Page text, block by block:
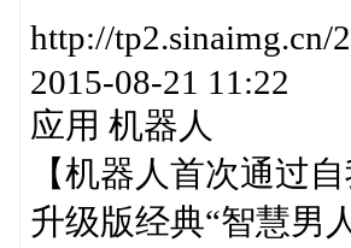
http://tp2.sinaimg.cn/
2015-08-21 11:22
应用 机器人
【机器人首次通过
升级版经典“智慧男